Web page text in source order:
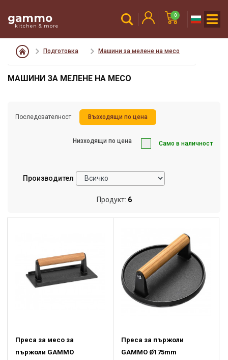
gammo
kitchen & more
0
Подготовка Машини за мелене на месо
МАШИНИ ЗА МЕЛЕНЕ НА МЕСО
Последователност Възходящи по цена
Низходящи по цена Само в наличност
Производител
Продукт: 6
Преса за месо за
пържоли GAMMO
Преса за пържоли
GAMMO Ø175mm